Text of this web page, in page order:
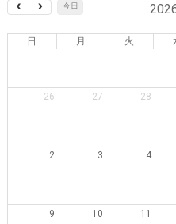
今日
日 月 火
26 27 28
2 3 4
9 10 11